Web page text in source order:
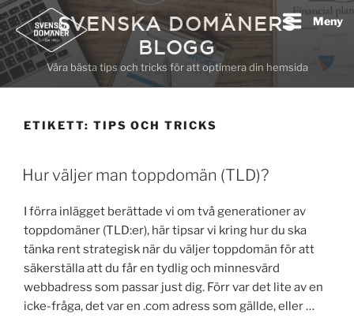
Hoppa
till
innehåll
SVENSKA DOMÄNERS
BLOGG
Våra bästa tips och tricks för att optimera din hemsida
Meny
ETIKETT: TIPS OCH TRICKS
Hur väljer man toppdomän (TLD)?
I förra inlägget berättade vi om två generationer av
toppdomäner (TLD:er), här tipsar vi kring hur du ska
tänka rent strategisk när du väljer toppdomän för att
säkerställa att du får en tydlig och minnesvärd
webbadress som passar just dig. Förr var det lite av en
icke-fråga, det var en .com adress som gällde, eller …